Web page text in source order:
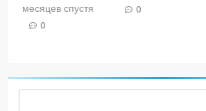
месяцев спустя
0
0